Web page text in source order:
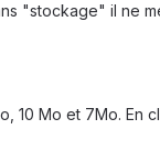
"stockage" il ne
Mo et 7Mo. En